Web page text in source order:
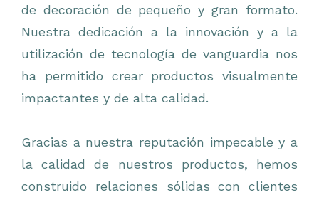
de decoración de pequeño y gran formato.
Nuestra dedicación a la innovación y a la
utilización de tecnología de vanguardia nos
ha permitido crear productos visualmente
impactantes y de alta calidad.
Gracias a nuestra reputación impecable y a
la calidad de nuestros productos, hemos
construido relaciones sólidas con clientes